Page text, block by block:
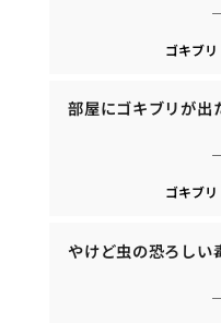
ゴキブリ
部屋にゴキブリが出
ゴキブリ
やけど虫の恐ろしい